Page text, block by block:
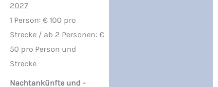
2027
1 Person: € 100 pro
Strecke / ab 2 Personen: €
50 pro Person und
Strecke
Nachtankünfte und -